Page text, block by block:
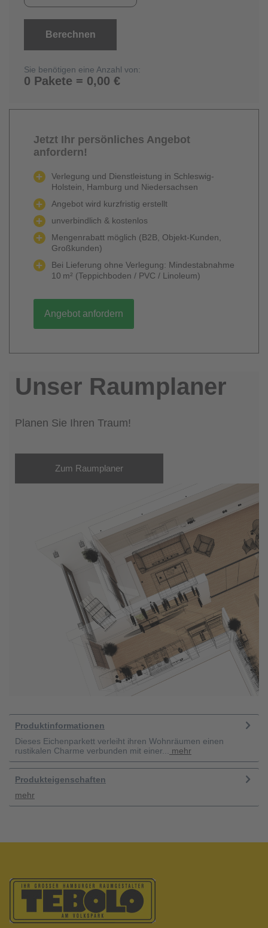
Berechnen
Sie benötigen eine Anzahl von:
0 Pakete = 0,00 €
Jetzt Ihr persönliches Angebot
anfordern!
Verlegung und Dienstleistung in Schleswig-
Holstein, Hamburg und Niedersachsen
Angebot wird kurzfristig erstellt
unverbindlich & kostenlos
Mengenrabatt möglich (B2B, Objekt-Kunden,
Großkunden)
Bei Lieferung ohne Verlegung: Mindestabnahme
10 m² (Teppichboden / PVC / Linoleum)
Angebot anfordern
Unser Raumplaner
Planen Sie Ihren Traum!
Zum Raumplaner
Produktinformationen
Dieses Eichenparkett verleiht ihren Wohnräumen einen
rustikalen Charme verbunden mit einer...
mehr
Produkteigenschaften
mehr